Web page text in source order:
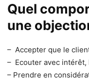
Quel
une
– Accepter que le
– Ecouter avec
– Prendre en